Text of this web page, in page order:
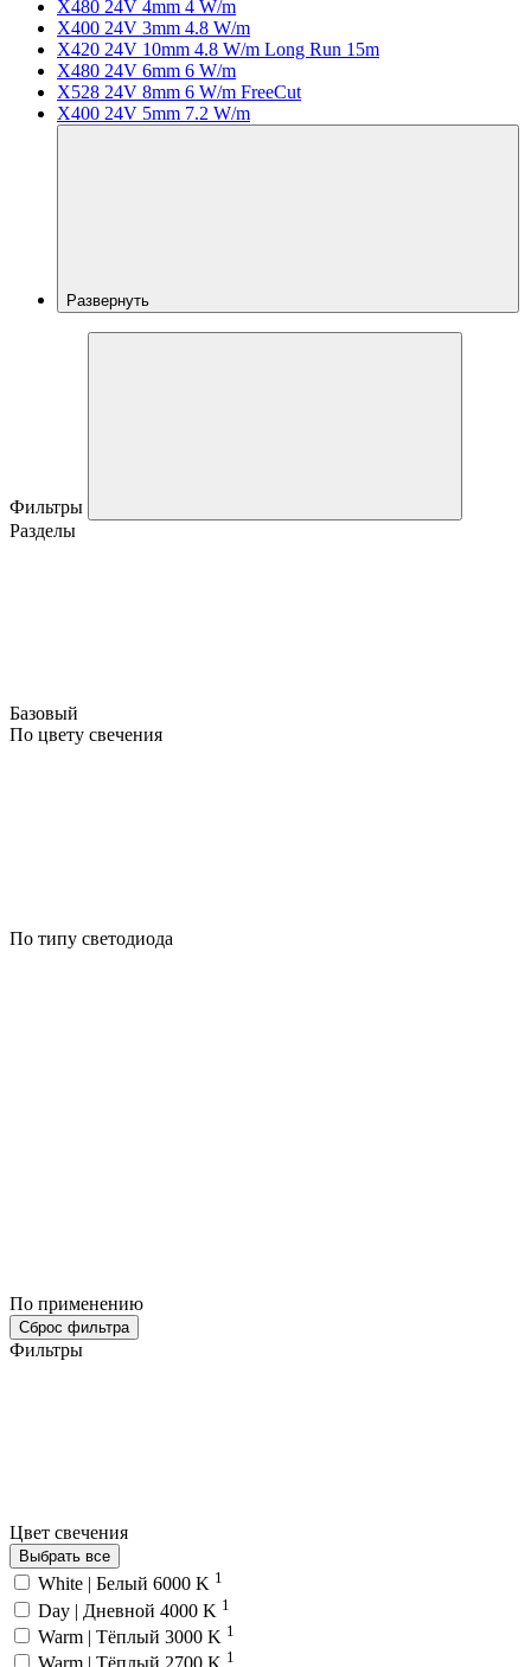
X480 24V 4mm 4 W/m
X400 24V 3mm 4.8 W/m
X420 24V 10mm 4.8 W/m Long Run 15m
X480 24V 6mm 6 W/m
X528 24V 8mm 6 W/m FreeCut
X400 24V 5mm 7.2 W/m
Развернуть
Фильтры
Разделы
Базовый
По цвету свечения
По типу светодиода
По применению
Сброс фильтра
Фильтры
Цвет свечения
Выбрать все
White | Белый 6000 K 1
Day | Дневной 4000 K 1
Warm | Тёплый 3000 K 1
1